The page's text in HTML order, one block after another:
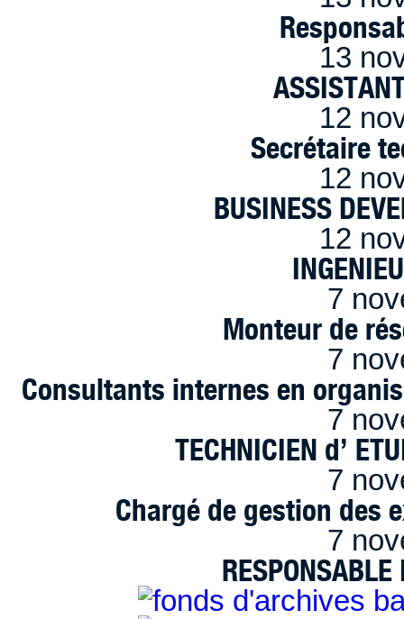
13
12
Secrétaire
12
BUSINESS
12
7
Monteur de
7
Consultants internes en
7
TECHNICIEN d’
7
Chargé de gestion des
7